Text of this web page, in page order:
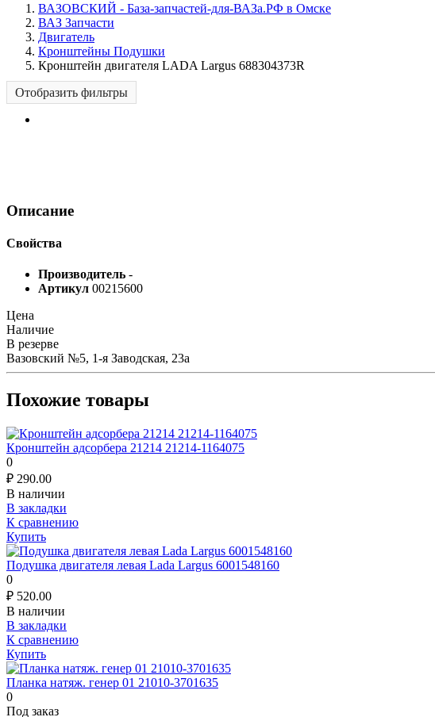
ВАЗОВСКИЙ - База-запчастей-для-ВАЗа.РФ в Омске
ВАЗ Запчасти
Двигатель
Кронштейны Подушки
Кронштейн двигателя LADA Largus 688304373R
Отобразить фильтры
Описание
Свойства
Производитель -
Артикул 00215600
Цена
Наличие
В резерве
Вазовский №5, 1-я Заводская, 23а
Похожие товары
Кронштейн адсорбера 21214 21214-1164075
0
₽ 290.00
В наличии
В закладки
К сравнению
Купить
Подушка двигателя левая Lada Largus 6001548160
0
₽ 520.00
В наличии
В закладки
К сравнению
Купить
Планка натяж. генер 01 21010-3701635
0
Под заказ